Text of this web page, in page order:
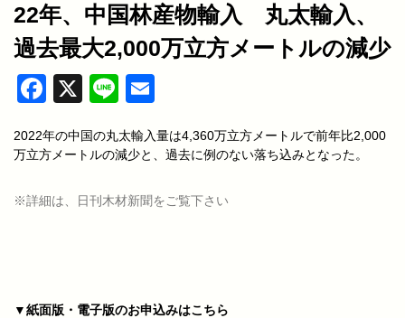
22年、中国林産物輸入 丸太輸入、
過去最大2,000万立方メートルの減少
Facebook
X Line
2022年の中国の丸太輸入量は4,360万立方メートルで前年比2,000
万立方メートルの減少と、過去に例のない落ち込みとなった。
※詳細は、日刊木材新聞をご覧下さい
▼紙面版・電子版のお申込みはこちら